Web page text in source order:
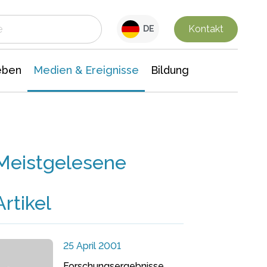
DE Kontakt
Medien & Ereignisse Bildung
25 April 2001